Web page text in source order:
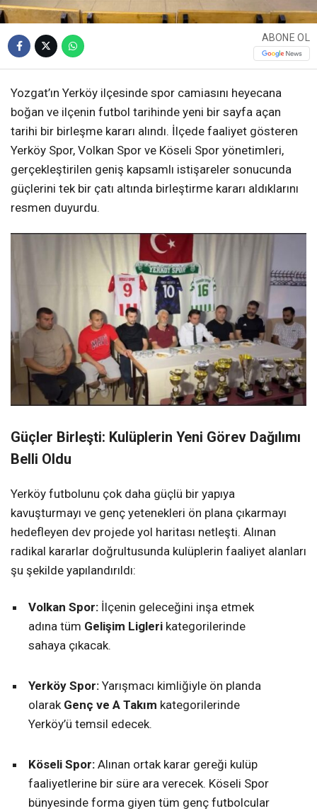
ABONE OL
Yozgat’ın Yerköy ilçesinde spor camiasını heyecana
boğan ve ilçenin futbol tarihinde yeni bir sayfa açan
tarihi bir birleşme kararı alındı. İlçede faaliyet gösteren
Yerköy Spor, Volkan Spor ve Köseli Spor yönetimleri,
gerçekleştirilen geniş kapsamlı istişareler sonucunda
güçlerini tek bir çatı altında birleştirme kararı aldıklarını
resmen duyurdu.
Güçler Birleşti: Kulüplerin Yeni Görev Dağılımı
Belli Oldu
Yerköy futbolunu çok daha güçlü bir yapıya
kavuşturmayı ve genç yetenekleri ön plana çıkarmayı
hedefleyen dev projede yol haritası netleşti. Alınan
radikal kararlar doğrultusunda kulüplerin faaliyet alanları
şu şekilde yapılandırıldı:
Volkan Spor: İlçenin geleceğini inşa etmek
adına tüm Gelişim Ligleri kategorilerinde
sahaya çıkacak.
Yerköy Spor: Yarışmacı kimliğiyle ön planda
olarak Genç ve A Takım kategorilerinde
Yerköy’ü temsil edecek.
Köseli Spor: Alınan ortak karar gereği kulüp
faaliyetlerine bir süre ara verecek. Köseli Spor
bünyesinde forma giyen tüm genç futbolcular